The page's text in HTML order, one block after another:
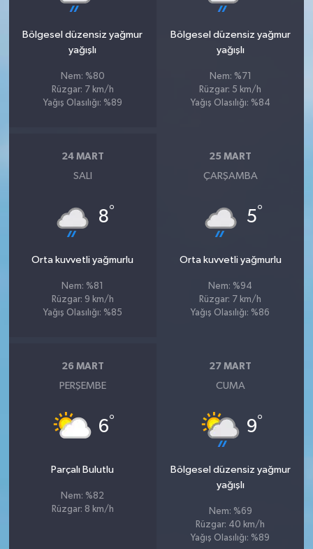
Bölgesel düzensiz yağmur
yağışlı
Nem: %80
Rüzgar: 7 km/h
Yağış Olasılığı: %89
Bölgesel düzensiz yağmur
yağışlı
Nem: %71
Rüzgar: 5 km/h
Yağış Olasılığı: %84
24 MART
SALI
8°
Orta kuvvetli yağmurlu
Nem: %81
Rüzgar: 9 km/h
Yağış Olasılığı: %85
25 MART
ÇARŞAMBA
5°
Orta kuvvetli yağmurlu
Nem: %94
Rüzgar: 7 km/h
Yağış Olasılığı: %86
26 MART
PERŞEMBE
6°
Parçalı Bulutlu
Nem: %82
Rüzgar: 8 km/h
27 MART
CUMA
9°
Bölgesel düzensiz yağmur
yağışlı
Nem: %69
Rüzgar: 40 km/h
Yağış Olasılığı: %89